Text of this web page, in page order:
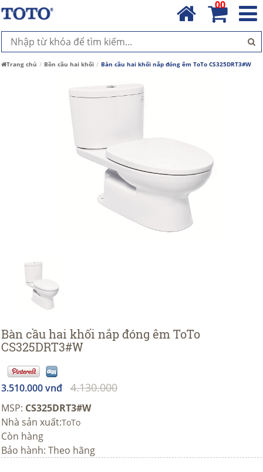
00
Trang chủ Bồn cầu hai khối Bàn cầu hai khối nắp đóng êm ToTo CS325DRT3#W
Bàn cầu hai khối nắp đóng êm ToTo
CS325DRT3#W
3.510.000 vnđ 4.130.000
MSP: CS325DRT3#W
Nhà sản xuất:ToTo
Còn hàng
Bảo hành: Theo hãng